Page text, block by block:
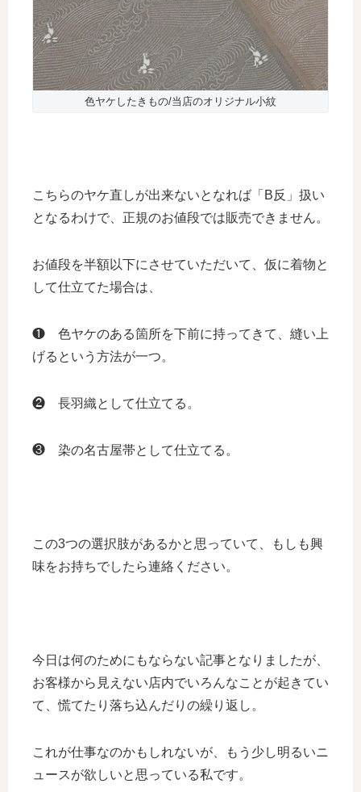
色ヤケしたきもの/当店のオリジナル小紋
こちらのヤケ直しが出来ないとなれば「B反」扱い
となるわけで、正規のお値段では販売できません。
お値段を半額以下にさせていただいて、仮に着物と
して仕立てた場合は、
❶ 色ヤケのある箇所を下前に持ってきて、縫い上
げるという方法が一つ。
❷ 長羽織として仕立てる。
❸ 染の名古屋帯として仕立てる。
この3つの選択肢があるかと思っていて、もしも興
味をお持ちでしたら連絡ください。
今日は何のためにもならない記事となりましたが、
お客様から見えない店内でいろんなことが起きてい
て、慌てたり落ち込んだりの繰り返し。
これが仕事なのかもしれないが、もう少し明るいニ
ュースが欲しいと思っている私です。